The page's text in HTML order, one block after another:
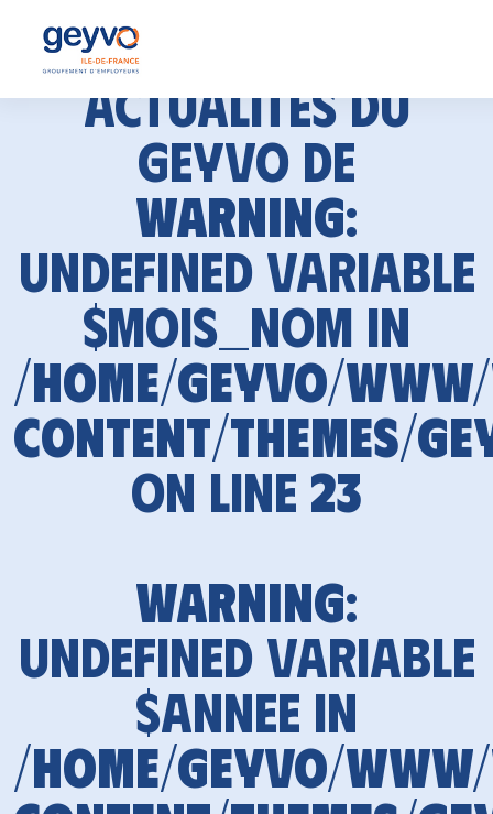
Actualités du
GEYVO de
Warning:
Undefined variable
$mois_nom in
/home/geyvo/
content/themes/
on line 23
Warning:
Undefined variable
$annee in
/home/geyvo/